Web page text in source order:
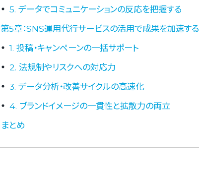
5. データでコミュニケーションの反応を把握する
第5章：SNS運用代行サービスの活用で成果を加速する
1. 投稿・キャンペーンの一括サポート
2. 法規制やリスクへの対応力
3. データ分析・改善サイクルの高速化
4. ブランドイメージの一貫性と拡散力の両立
まとめ